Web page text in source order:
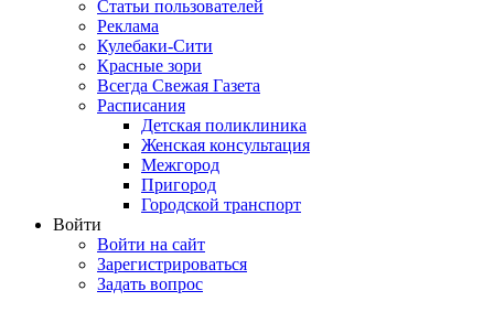
Статьи пользователей
Реклама
Кулебаки-Сити
Красные зори
Всегда Свежая Газета
Расписания
Детская поликлиника
Женская консультация
Межгород
Пригород
Городской транспорт
Войти
Войти на сайт
Зарегистрироваться
Задать вопрос